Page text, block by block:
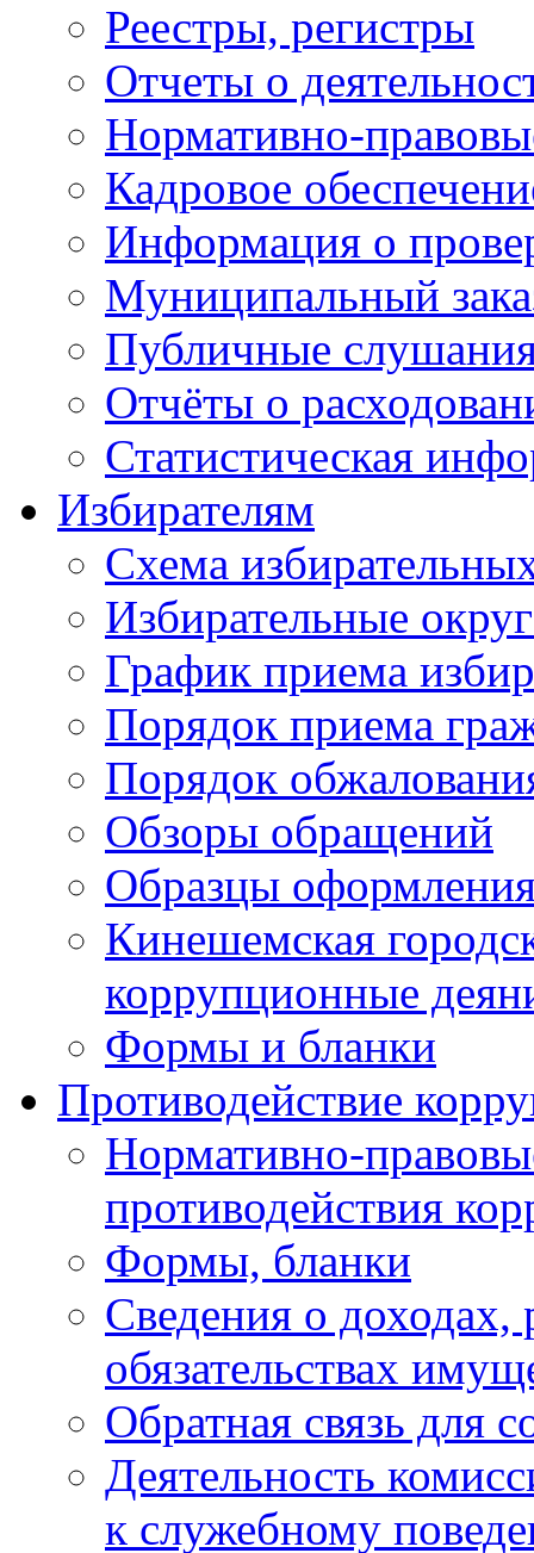
Реестры, регистры
Отчеты о
Нормативно-
Кадровое
Информация о
Муниципальный
Публичные
Отчёты о
Статистическая
Избирателям
Схема
Избирательные
График приема
Порядок приема
Порядок
Обзоры обращений
Образцы
Кинешемская
коррупционные
Формы и бланки
Противодействие
Нормативно-
противодействия
Формы, бланки
Сведения о доходах,
обязательствах
Обратная связь для
Деятельность
к служебному